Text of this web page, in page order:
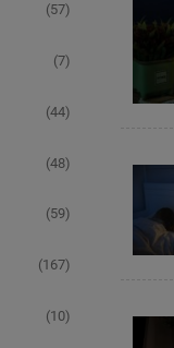
(57)
(7)
(44)
(48)
(59)
(167)
(10)